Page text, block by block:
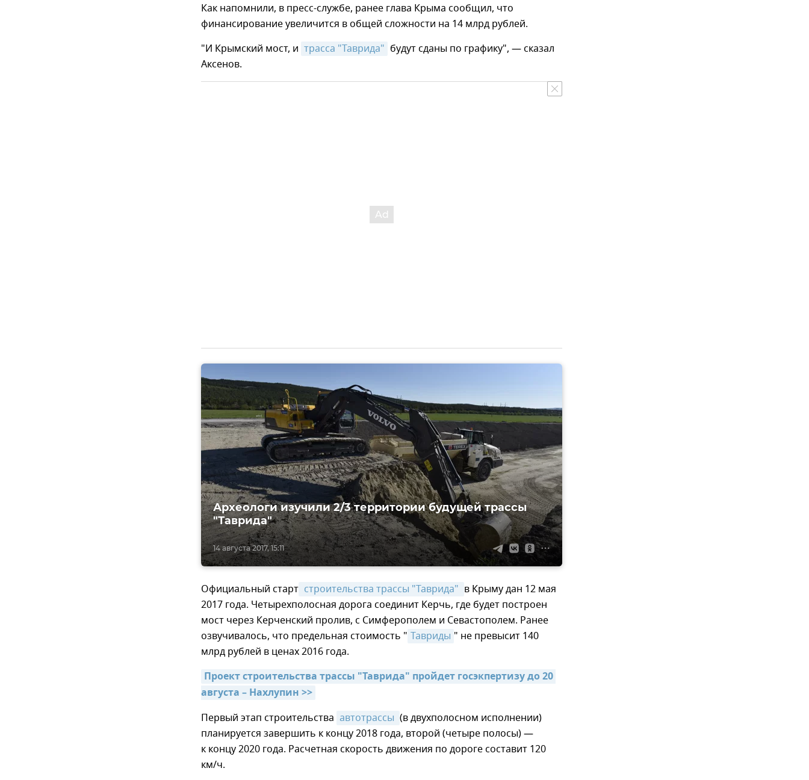
Как напомнили, в пресс-службе, ранее глава Крыма сообщил, что
финансирование увеличится в общей сложности на 14 млрд рублей.
"И Крымский мост, и трасса "Таврида" будут сданы по графику", — сказал
Аксенов.
14 августа 2017, 15:11
Археологи изучили 2/3 территории будущей трассы
"Таврида"
Официальный старт строительства трассы "Таврида" в Крыму дан 12 мая
2017 года. Четырехполосная дорога соединит Керчь, где будет построен
мост через Керченский пролив, с Симферополем и Севастополем. Ранее
озвучивалось, что предельная стоимость " Тавриды " не превысит 140
млрд рублей в ценах 2016 года.
Проект строительства трассы "Таврида" пройдет госэкпертизу до 20
августа – Нахлупин >>
Первый этап строительства автотрассы (в двухполосном исполнении)
планируется завершить к концу 2018 года, второй (четыре полосы) —
к концу 2020 года. Расчетная скорость движения по дороге составит 120
км/ч.